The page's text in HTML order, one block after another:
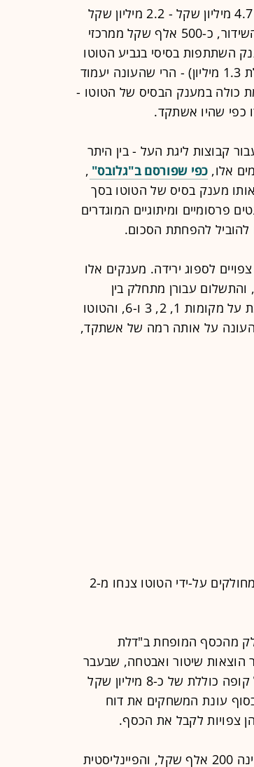
בעוד אשתקד קיבלה כל קבוצה הקצבה בסיסית של 4.7 מיליון שקל - 2.2 מיליון שקל
מהטוטו, 1.8 מיליון שקל מההתאחדות עבור זכויות השידור, כ-500 אלף שקל ממרכזי
ו-225 אלף שקל מענק השתתפות בסיסי בגביע הטוטו
(לפני התקדמות בשלבי המפעל, כאשר הזוכה מקבלת 1.3 מיליון) - הרי שהעונה יעמוד
מגולמת כולה במענק הבסיס של הטוטו -
קבוצות ליגת העל - בין היתר
אלו, כפי שפורסם ב"גלובס" ,
חשוב להדגיש שאותו מענק בסיס של הטוטו בסך
פרסומיים ומיתוגיים המוגדרים
להפחתת הסכום.
לספוג ירידה. מענקים אלו
ניתנים לקבוצות שמסיימת את העונה במקומות 1-9, והתשלום עבורן מתחלק בין
ההתאחדות לכדורגל לבין הטוטו: ההתאחדות משלמת על מקומות 1, 2, 3 ו-6, והטוטו
העונה על אותה רמה של אשתקד,
כפי שניתן להתרשם מהמספרים - מענקי המיקום המחולקים על-ידי הטוטו צנחו מ-2
מהכסף המופחת ב"דלת
הוצאות שיטור ואבטחה, שבעבר
נפלו עליהן באופן בלעדי. על-פי הערכות, מדובר על קופה כוללת של כ-8 מיליון שקל
עונת המשחקים את דוח
אגב, כמו אשתקד - גם העונה תקבל זוכת גביע המדינה 200 אלף שקל, והפיינליסטית